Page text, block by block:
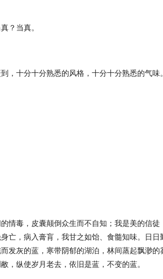
？当真。
，十分十分熟悉的风格，十分十分熟悉的气
情毒，皮囊颠倒众生而不自知；我是美的信
亡，病入膏肓，我甘之如饴、食髓知味。日
发灰的蓝，寒带阴郁的湖泊，林间蒸起飘渺
，纵使岁月老去，依旧是蓝，不变的蓝。